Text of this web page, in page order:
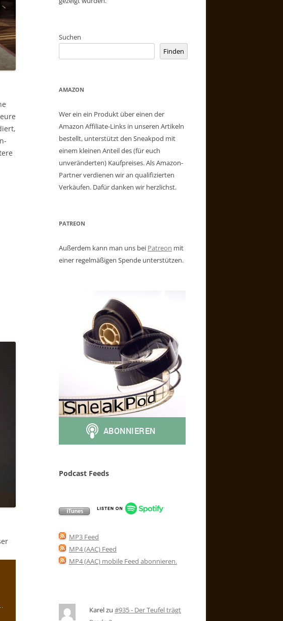
Suchen
Finden
AMAZON
Wer ein ein Produkt über einen der
Amazon Affiliate-Links in unseren Artikeln
bestellt, unterstützt den Sneakpod mit
einem kleinen Anteil des (für euch
unveränderten) Kaufpreises. Als Amazon-
Partner verdienen wir an qualifizierten
Verkäufen. Dafür danken wir herzlichst.
PATREON
Außerdem kann man uns bei Patreon mit
einer regelmäßigen Spende unterstützen.
Podcast Feeds
MP3 Feed
MP4 (AAC) Feed
MP4 (AAC) mobile Feed abonnieren.
Karelzu #935 - Der Teufel trägt